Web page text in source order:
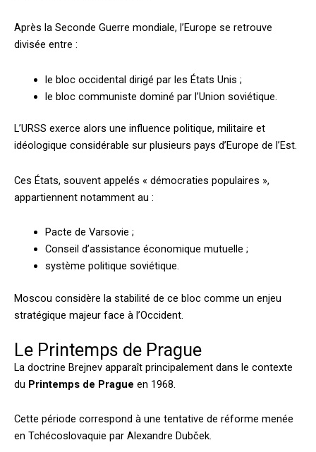
Après la Seconde Guerre mondiale, l’Europe se retrouve
divisée entre :
le bloc occidental dirigé par les États Unis ;
le bloc communiste dominé par l’Union soviétique.
L’URSS exerce alors une influence politique, militaire et
idéologique considérable sur plusieurs pays d’Europe de l’Est.
Ces États, souvent appelés « démocraties populaires »,
appartiennent notamment au :
Pacte de Varsovie ;
Conseil d’assistance économique mutuelle ;
système politique soviétique.
Moscou considère la stabilité de ce bloc comme un enjeu
stratégique majeur face à l’Occident.
Le Printemps de Prague
La doctrine Brejnev apparaît principalement dans le contexte
du Printemps de Prague en 1968.
Cette période correspond à une tentative de réforme menée
en Tchécoslovaquie par Alexandre Dubček.